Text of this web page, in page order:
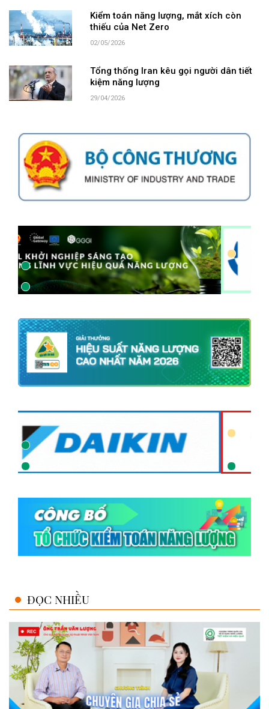
Kiểm toán năng lượng, mắt xích còn
thiếu của Net Zero
02/05/2026
Tổng thống Iran kêu gọi người dân tiết
kiệm năng lượng
29/04/2026
ĐỌC NHIỀU